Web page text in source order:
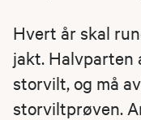
Hvert år skal
jakt. Halvparten
storvilt, og må
storviltprøven.